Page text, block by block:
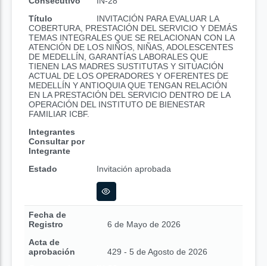
Título
INVITACIÓN PARA EVALUAR LA
COBERTURA, PRESTACIÓN DEL SERVICIO Y DEMÁS
TEMAS INTEGRALES QUE SE RELACIONAN CON LA
ATENCIÓN DE LOS NIÑOS, NIÑAS, ADOLESCENTES
DE MEDELLÍN, GARANTÍAS LABORALES QUE
TIENEN LAS MADRES SUSTITUTAS Y SITUACIÓN
ACTUAL DE LOS OPERADORES Y OFERENTES DE
MEDELLÍN Y ANTIOQUIA QUE TENGAN RELACIÓN
EN LA PRESTACIÓN DEL SERVICIO DENTRO DE LA
OPERACIÓN DEL INSTITUTO DE BIENESTAR
FAMILIAR ICBF.
Integrantes
Consultar por
Integrante
Estado
Invitación aprobada
Fecha de
Registro
6 de Mayo de 2026
Acta de
aprobación
429 - 5 de Agosto de 2026